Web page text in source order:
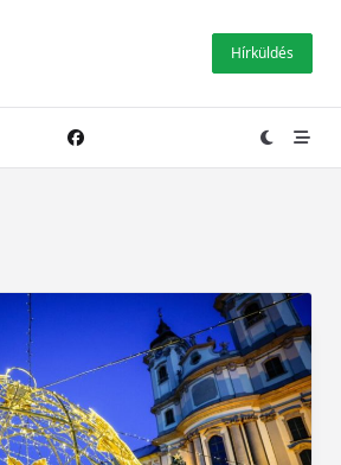
Hírküldés